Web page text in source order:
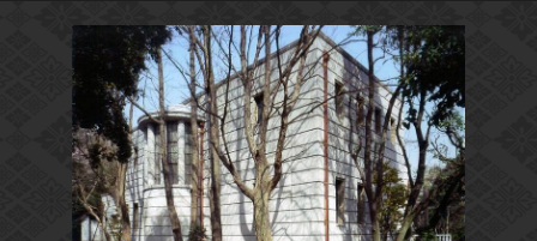
さらに詳細検索
作品一覧
カテゴリで見る
媒体資料・関連記事等
博物館、美術館の皆さまへ
文化庁よりご挨拶